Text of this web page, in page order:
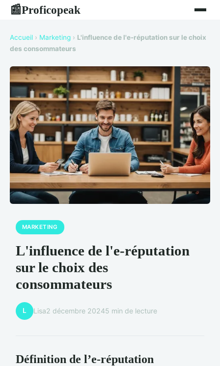
📰Proficopeak
Accueil › Marketing › L'influence de l'e-réputation sur le choix
des consommateurs
MARKETING
L'influence de l'e-réputation
sur le choix des
consommateurs
L Lisa2 décembre 20245 min de lecture
Définition de l’e-réputation